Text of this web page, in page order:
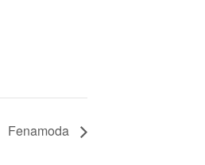
Fenamoda